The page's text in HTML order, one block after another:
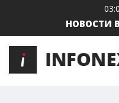
НОВОСТИ